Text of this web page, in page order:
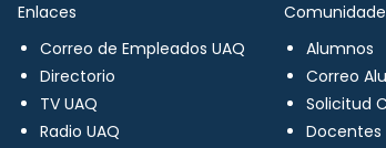
Enlaces
Correo de Empleados UAQ
Directorio
TV UAQ
Radio UAQ
Alumnos
Correo
Solicitud
Docentes